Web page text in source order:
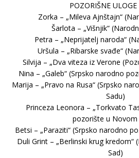
POZORIŠNE
Zorka – „Mileva Ajnštajn“
Šarlota – „Višnjik“
Petra – „Neprijatelj naroda“
Uršula – „Ribarske svađe“
Silvija – „Dva viteza iz Verone
Nina – „Galeb“ (Srpsko narodno
Marija – „Pravo na Rusa“ (Srpsko
Sadu)
Princeza Leonora – „Torkvato
pozorište u Novom
Betsi – „Paraziti“ (Srpsko narodno
Duli Grint – „Berlinski krug kredom“
Sad)